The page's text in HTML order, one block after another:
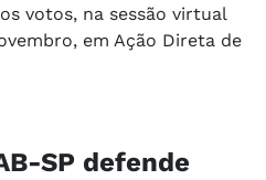
votos, na sessão virtual
em Ação Direta de
SP defende